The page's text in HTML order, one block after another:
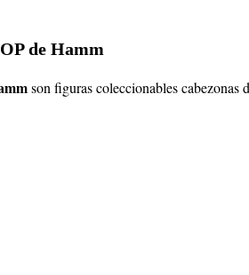
de Hamm
son figuras coleccionables